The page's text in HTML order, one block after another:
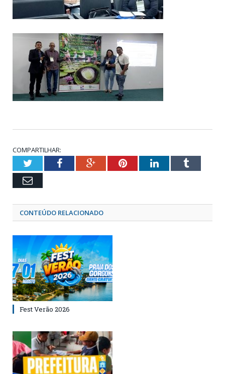
COMPARTILHAR:
TwitterFacebookGoogle+PinterestLinkedInTumblr
Email
CONTEÚDO RELACIONADO
Fest Verão 2026